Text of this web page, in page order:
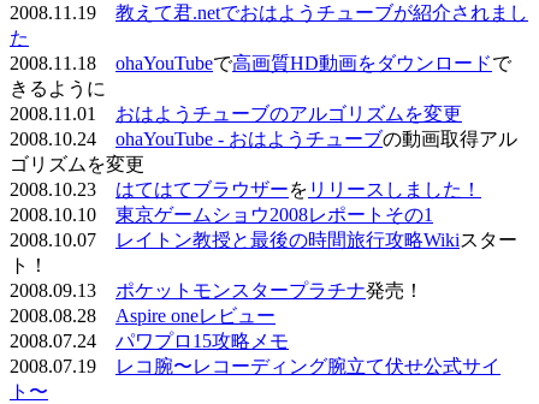
2008.11.19 教えて君.netでおはようチューブが紹介されまし
た
2008.11.18 ohaYouTubeで高画質HD動画をダウンロードで
きるように
2008.11.01 おはようチューブのアルゴリズムを変更
2008.10.24 ohaYouTube - おはようチューブの動画取得アル
ゴリズムを変更
2008.10.23 はてはてブラウザーを リリースしました！
2008.10.10 東京ゲームショウ2008レポートその1
2008.10.07
レイトン教授と最後の時間旅行攻略Wikiスター
ト！
2008.09.13 ポケットモンスタープラチナ発売！
2008.08.28 Aspire oneレビュー
2008.07.24 パワプロ15攻略メモ
2008.07.19
レコ腕〜レコーディング腕立て伏せ公式サイ
ト〜